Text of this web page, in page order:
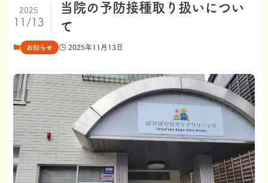
当院の予防接種取り扱いについ
て
2025
11/13
お知らせ 2025年11月13日